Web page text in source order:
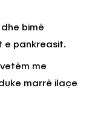
bimë
e pankreasit.
me
marrë ilaçe